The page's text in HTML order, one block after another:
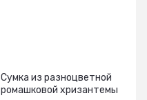
Сумка из разноцветной
ромашковой хризантемы